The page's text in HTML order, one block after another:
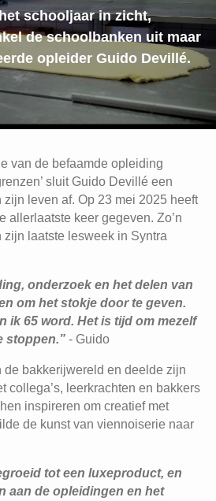
schooljaar in zicht,
de schoolbanken uit maar
opleider Guido Devillé.
van de befaamde opleiding
sluit Guido Devillé een
leven af. Op 23 mei 2025 heeft
allerlaatste keer gegeven. Zo’n
zijn laatste lesweek in Syntra
onderzoek en het delen van
om het stokje door te geven.
ik 65 word. Het is tijd om mezelf
stoppen.” - Guido
de bakkerijwereld en deelde zijn
collega’s, leerkrachten en bakkers
inspireren om creatief met
de kunst van viennoiserie naar
tot een luxeproduct, en
aan de opleidingen en het